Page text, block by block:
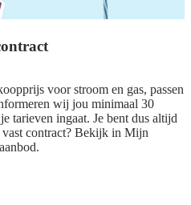
voor stroom en gas, passen
wij jou minimaal 30
tarieven ingaat. Je bent dus altijd
contract? Bekijk in Mijn